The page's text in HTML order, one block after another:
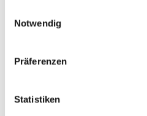
Notwendig
Präferenzen
Statistiken